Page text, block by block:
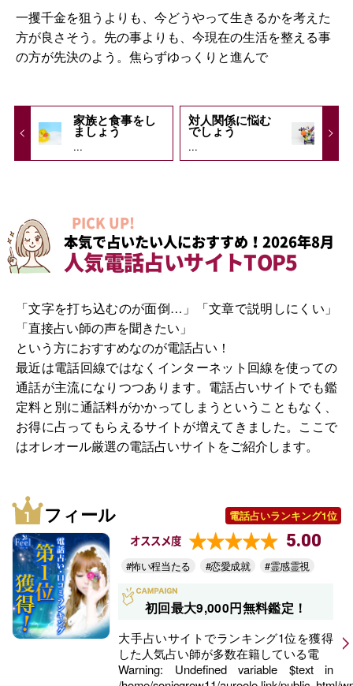
一攫千金を狙うよりも、今どうやって生きるかを考えた
方が良さそう。先の事よりも、今現在の生活を整える事
の方が先決のよう。焦らずゆっくりと進んで
家族と食事をし
ましょう
...
対人関係に悩む
でしょう
...
PICK UP!
本気で占いたい人におすすめ！2026年8月
人気電話占いサイトTOP5
「文字を打ち込むのが面倒…」「文章で説明しにくい」
「直接占い師の声を聞きたい」
という方におすすめなのが電話占い！
最近は電話回線ではなくインターネット回線を使っての
通話が主流になりつつあります。電話占いサイトでも鑑
定料と別に通話料がかかってしまうということもなく、
お得に占ってもらえるサイトが増えてきました。ここで
はオレオール厳選の電話占いサイトをご紹介します。
フィール 電話占いランキング1位
オススメ度 5.00
#怖い程当たる #恋愛成就 #霊感霊視
初回最大9,000円無料鑑定！
大手占いサイトでランキング1位を獲得
した人気占い師が多数在籍している電
Warning: Undefined variable $text in